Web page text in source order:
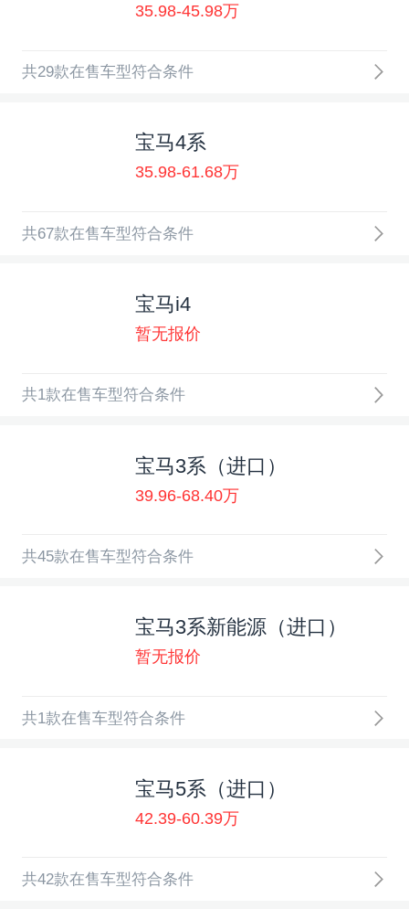
35.98-45.98万
共29款在售车型符合条件
宝马4系
35.98-61.68万
共67款在售车型符合条件
宝马i4
暂无报价
共1款在售车型符合条件
宝马3系（进口）
39.96-68.40万
共45款在售车型符合条件
宝马3系新能源（进口）
暂无报价
共1款在售车型符合条件
宝马5系（进口）
42.39-60.39万
共42款在售车型符合条件